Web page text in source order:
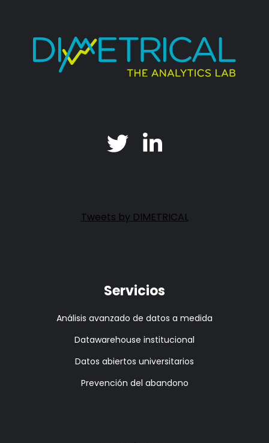
Tweets by DIMETRICAL
Servicios
Análisis avanzado de datos a medida
Datawarehouse institucional
Datos abiertos universitarios
Prevención del abandono